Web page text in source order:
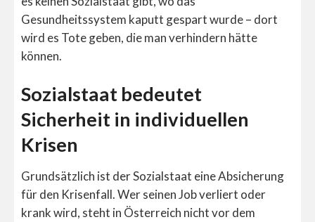
Gesundheitssystem kaputt gespart wurde – dort
wird es Tote geben, die man verhindern hätte
können.
Sozialstaat bedeutet
Sicherheit in individuellen
Krisen
Grundsätzlich ist der Sozialstaat eine Absicherung
für den Krisenfall. Wer seinen Job verliert oder
krank wird, steht in Österreich nicht vor dem